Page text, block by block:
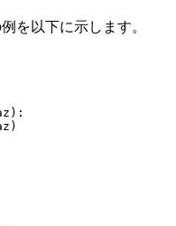
を以下に示します。
):
)